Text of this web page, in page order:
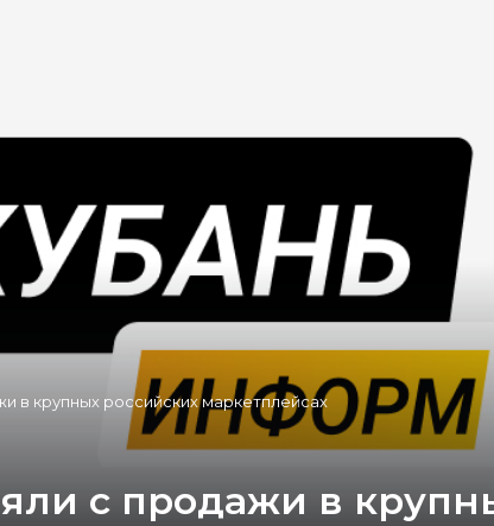
в крупных российских маркетплейсах
с продажи в